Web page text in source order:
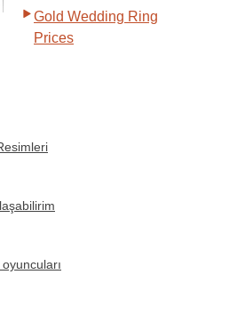
Gold Wedding Ring
Prices